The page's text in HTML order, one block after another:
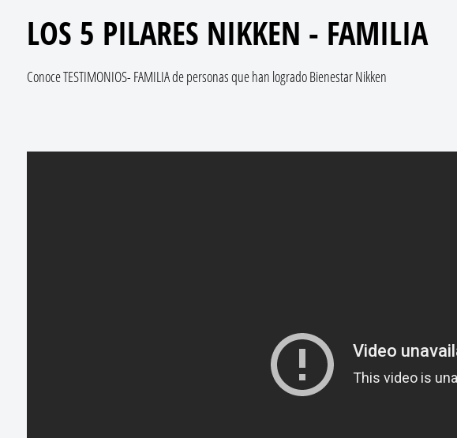
LOS 5 PILARES NIKKEN - FAMILIA
Conoce TESTIMONIOS- FAMILIA de personas que han logrado Bienestar Nikken